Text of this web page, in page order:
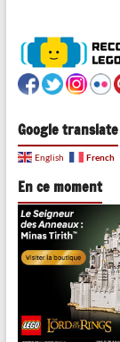
Google translate
English French
En ce moment